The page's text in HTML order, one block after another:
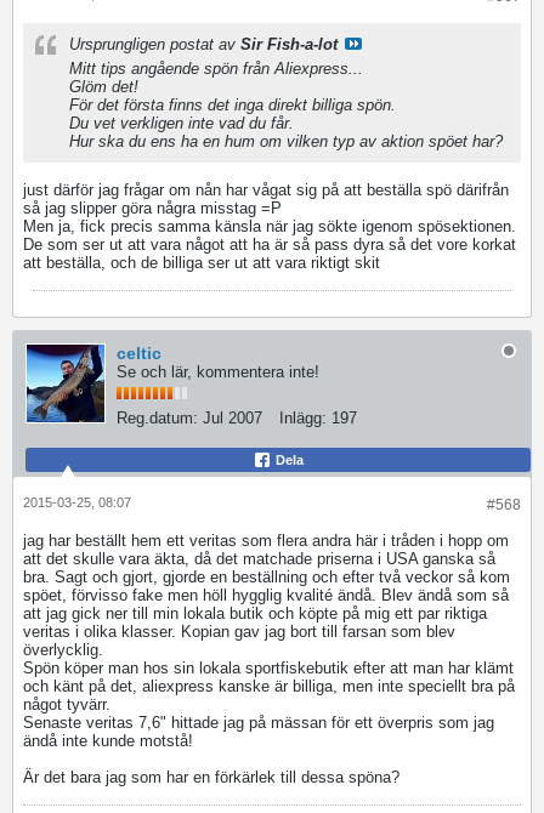
Ursprungligen postat av Sir Fish-a-lot
Mitt tips angående spön från Aliexpress...
Glöm det!
För det första finns det inga direkt billiga spön.
Du vet verkligen inte vad du får.
Hur ska du ens ha en hum om vilken typ av aktion spöet har?
just därför jag frågar om nån har vågat sig på att beställa spö därifrån
så jag slipper göra några misstag =P
Men ja, fick precis samma känsla när jag sökte igenom spösektionen.
De som ser ut att vara något att ha är så pass dyra så det vore korkat
att beställa, och de billiga ser ut att vara riktigt skit
celtic
Se och lär, kommentera inte!
Reg.datum: Jul 2007 Inlägg: 197
Dela
#568
2015-03-25, 08:07
jag har beställt hem ett veritas som flera andra här i tråden i hopp om
att det skulle vara äkta, då det matchade priserna i USA ganska så
bra. Sagt och gjort, gjorde en beställning och efter två veckor så kom
spöet, förvisso fake men höll hygglig kvalité ändå. Blev ändå som så
att jag gick ner till min lokala butik och köpte på mig ett par riktiga
veritas i olika klasser. Kopian gav jag bort till farsan som blev
överlycklig.
Spön köper man hos sin lokala sportfiskebutik efter att man har klämt
och känt på det, aliexpress kanske är billiga, men inte speciellt bra på
något tyvärr.
Senaste veritas 7,6" hittade jag på mässan för ett överpris som jag
ändå inte kunde motstå!
Är det bara jag som har en förkärlek till dessa spöna?